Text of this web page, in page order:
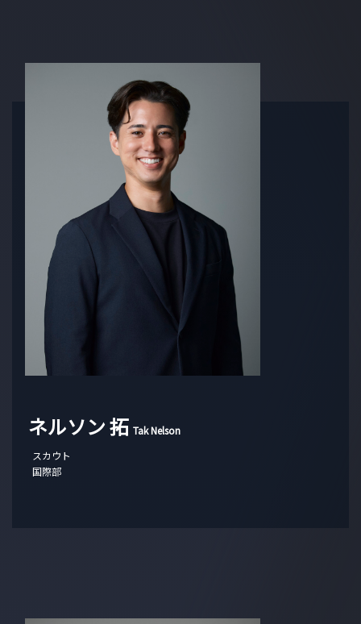
ネルソン 拓 Tak Nelson
スカウト
国際部